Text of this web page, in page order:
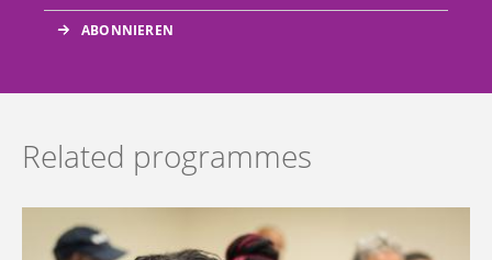
Related programmes